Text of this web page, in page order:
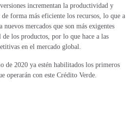
incrementan la productividad y
de forma más eficiente los recursos, lo que a
mercados que son más exigentes
los productos, por lo que hace a las
en el mercado global.
de 2020 ya estén habilitados los primeros
operarán con este Crédito Verde.